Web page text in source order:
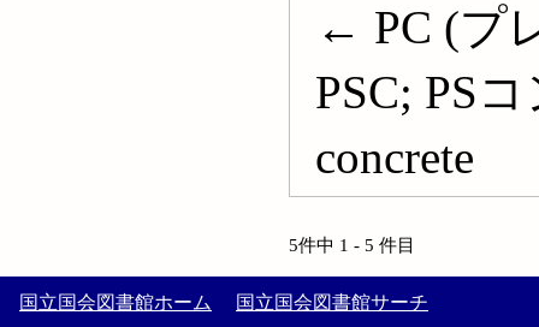
← PC (プ
PSC; PS
concrete
5件中 1 - 5 件目
国立国会図書館ホーム 国立国会図書館サーチ